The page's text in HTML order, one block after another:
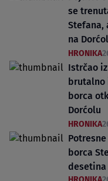
se
Stefana,
na
HRONIKA
Istrčao
brutalno
borca
Dorćolu
HRONIKA
borca
desetina